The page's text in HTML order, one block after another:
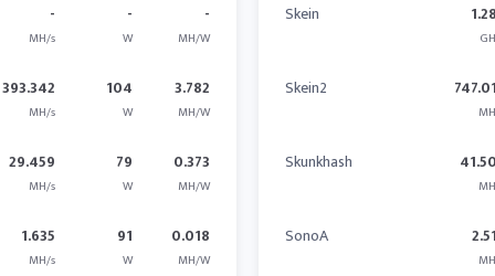
-
MH/s
-
W
-
MH/W
393.342
MH/s
104
W
3.782
MH/W
29.459
MH/s
79
W
0.373
MH/W
1.635
MH/s
91
W
0.018
MH/W
Skein
Skein2
Skunkhash
SonoA